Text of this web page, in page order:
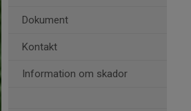
Dokument
Kontakt
Information om skador